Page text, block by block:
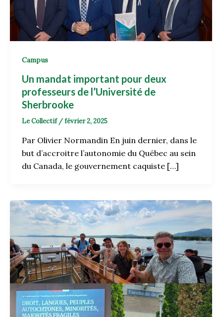
Campus
Un mandat important pour deux
professeurs de l’Université de
Sherbrooke
Le Collectif /février 2, 2025
Par Olivier Normandin En juin dernier, dans le
but d’accroitre l’autonomie du Québec au sein
du Canada, le gouvernement caquiste […]